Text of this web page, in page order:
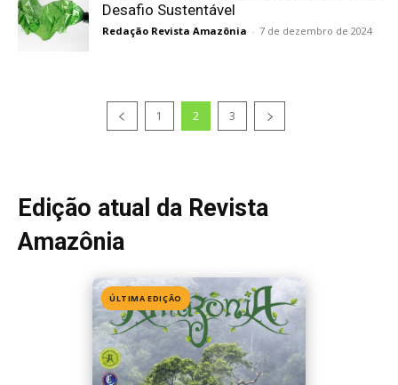
Desafio Sustentável
Redação Revista Amazônia - 7 de dezembro de 2024
1 2 3
Edição atual da Revista
Amazônia
ÚLTIMA EDIÇÃO